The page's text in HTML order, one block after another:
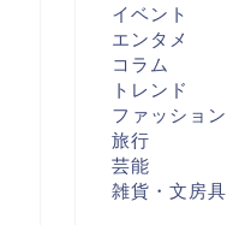
イベント
エンタメ
コラム
トレンド
ファッション
旅行
芸能
雑貨・文房具